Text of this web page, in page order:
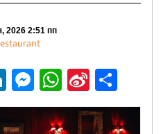
2026 2:51 пп
LinkedIn
Messenger
WhatsApp
Sina
Weibo